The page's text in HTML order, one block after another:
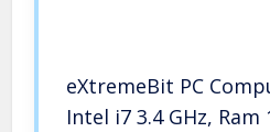
eXtremeBit PC
Intel i7 3.4 GHz, Ram